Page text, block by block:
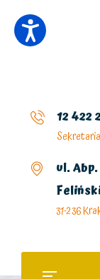
12 422
ul.
31-236